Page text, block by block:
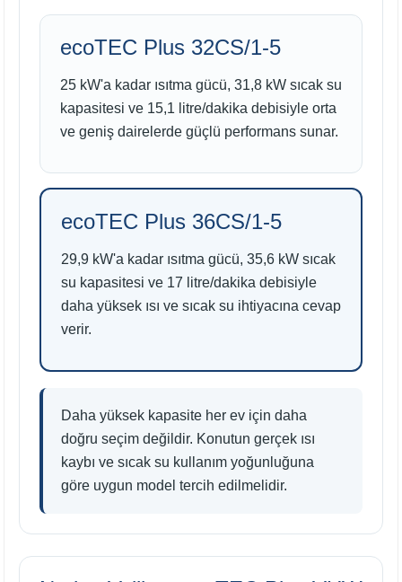
ecoTEC Plus 32CS/1-5
25 kW'a kadar ısıtma gücü, 31,8 kW sıcak su
kapasitesi ve 15,1 litre/dakika debisiyle orta
ve geniş dairelerde güçlü performans sunar.
ecoTEC Plus 36CS/1-5
29,9 kW'a kadar ısıtma gücü, 35,6 kW sıcak
su kapasitesi ve 17 litre/dakika debisiyle
daha yüksek ısı ve sıcak su ihtiyacına cevap
verir.
Daha yüksek kapasite her ev için daha
doğru seçim değildir. Konutun gerçek ısı
kaybı ve sıcak su kullanım yoğunluğuna
göre uygun model tercih edilmelidir.